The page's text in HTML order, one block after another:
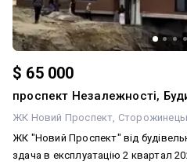
$ 65 000
проспект Незалежності,
ЖК Новий Проспект
ЖК "Новий Проспект" від
здача в експлуатацію 2 квартал